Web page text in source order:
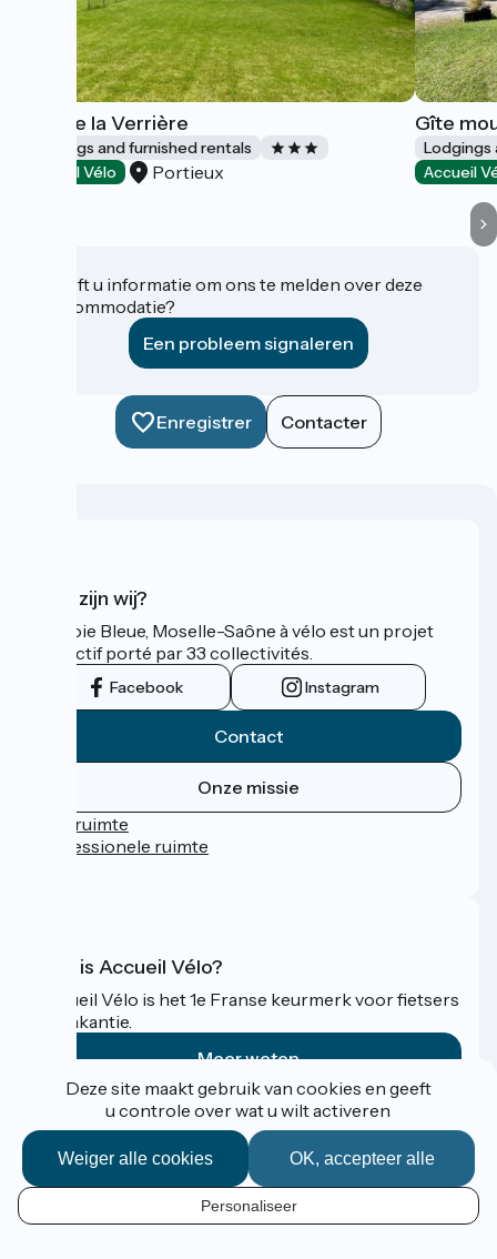
NL
Gîte de la Verrière
Lodgings and furnished rentals
Accueil Vélo
Portieux
Gîte
Lodgings
Accueil
Heeft u informatie om ons te melden over deze
accommodatie?
Een probleem signaleren
Enregistrer Contacter
Wie zijn wij?
La Voie Bleue, Moselle-Saône à vélo est un projet
collectif porté par 33 collectivités.
Facebook Instagram
Contact
Onze missie
Persruimte
Professionele ruimte
Wat is Accueil Vélo?
Accueil Vélo is het 1e Franse keurmerk voor fietsers
op vakantie.
Meer weten
Gefinancierd in het kader van Destination France
Espace Pro / Presse
Deze site maakt gebruik van cookies en geeft
u controle over wat u wilt activeren
OK, accepteer alle
Weiger alle cookies
Personaliseer